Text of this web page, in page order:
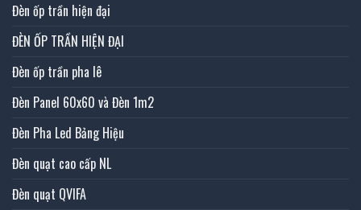
Đèn ốp trần hiện đại
ĐÈN ỐP TRẦN HIỆN ĐẠI
Đèn ốp trần pha lê
Đèn Panel 60x60 và Đèn 1m2
Đèn Pha Led Bảng Hiệu
Đèn quạt cao cấp NL
Đèn quạt QVIFA